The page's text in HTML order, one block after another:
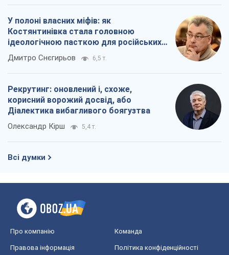
У полоні власних міфів: як
Костянтинівка стала головною
ідеологічною пасткою для російських
окупантів
Дмитро Снєгирьов 6,5 т.
Рекрутинг: оновлений і, схоже,
корисний ворожий досвід, або
Діалектика вибагливого боягузтва
Олександр Кірш 5,4 т.
Всі думки
Про компанію Команда
Правова інформація Політика конфіденційності